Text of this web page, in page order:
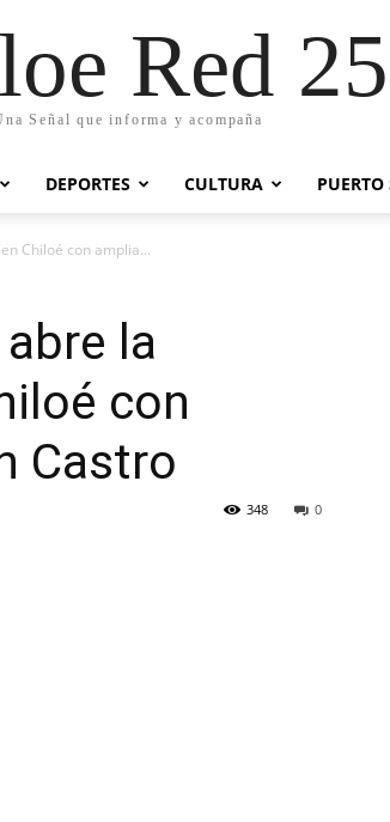
Red 25
Señal que informa y acompaña
DEPORTES CULTURA PUERTO
Chiloé con amplia...
la
con
Castro
0
348